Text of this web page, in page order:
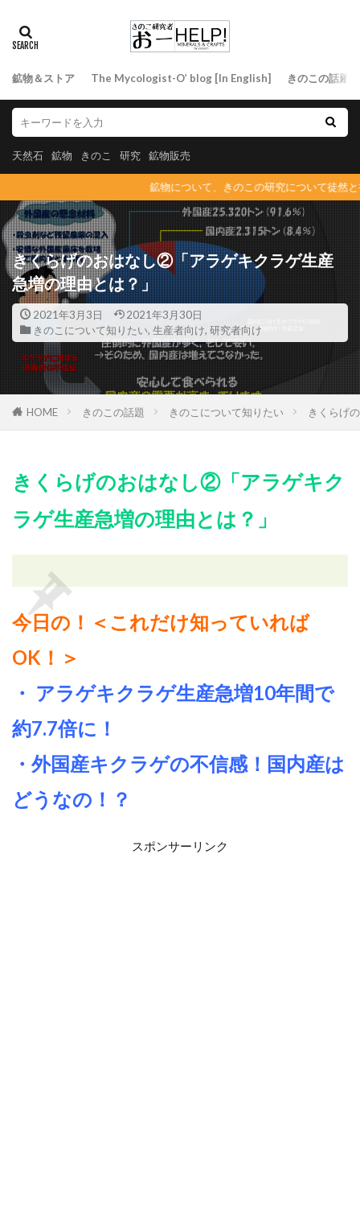
鉱物＆ストア The Mycologist-O’ blog [In English] きのこの話題
天然石 鉱物 きのこ 研究 鉱物販売
鉱物について、きのこの研究について徒然と書
きくらげのおはなし②「アラゲキクラゲ生産
急増の理由とは？」
2021年3月3日
2021年3月30日
きのこについて知りたい, 生産者向け, 研究者向け
HOME きのこの話題 きのこについて知りたい きくらげ
きくらげのおはなし②「アラゲキク
ラゲ生産急増の理由とは？」
今日の！＜これだけ知っていれば
OK！＞
・ アラゲキクラゲ生産急増10年間で
約7.7倍に！
・外国産キクラゲの不信感！国内産は
どうなの！？
スポンサーリンク